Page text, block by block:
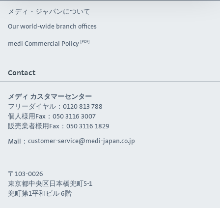
メディ・ジャパンについて
Our world-wide branch offices
medi Commercial Policy
Contact
メディ カスタマーセンター
フリーダイヤル：0120 813 788
個人様用Fax：050 3116 3007
販売業者様用Fax：050 3116 1829
Mail： customer-service@medi-japan.co.jp
〒103-0026
東京都中央区日本橋兜町5-1
兜町第1平和ビル 6階